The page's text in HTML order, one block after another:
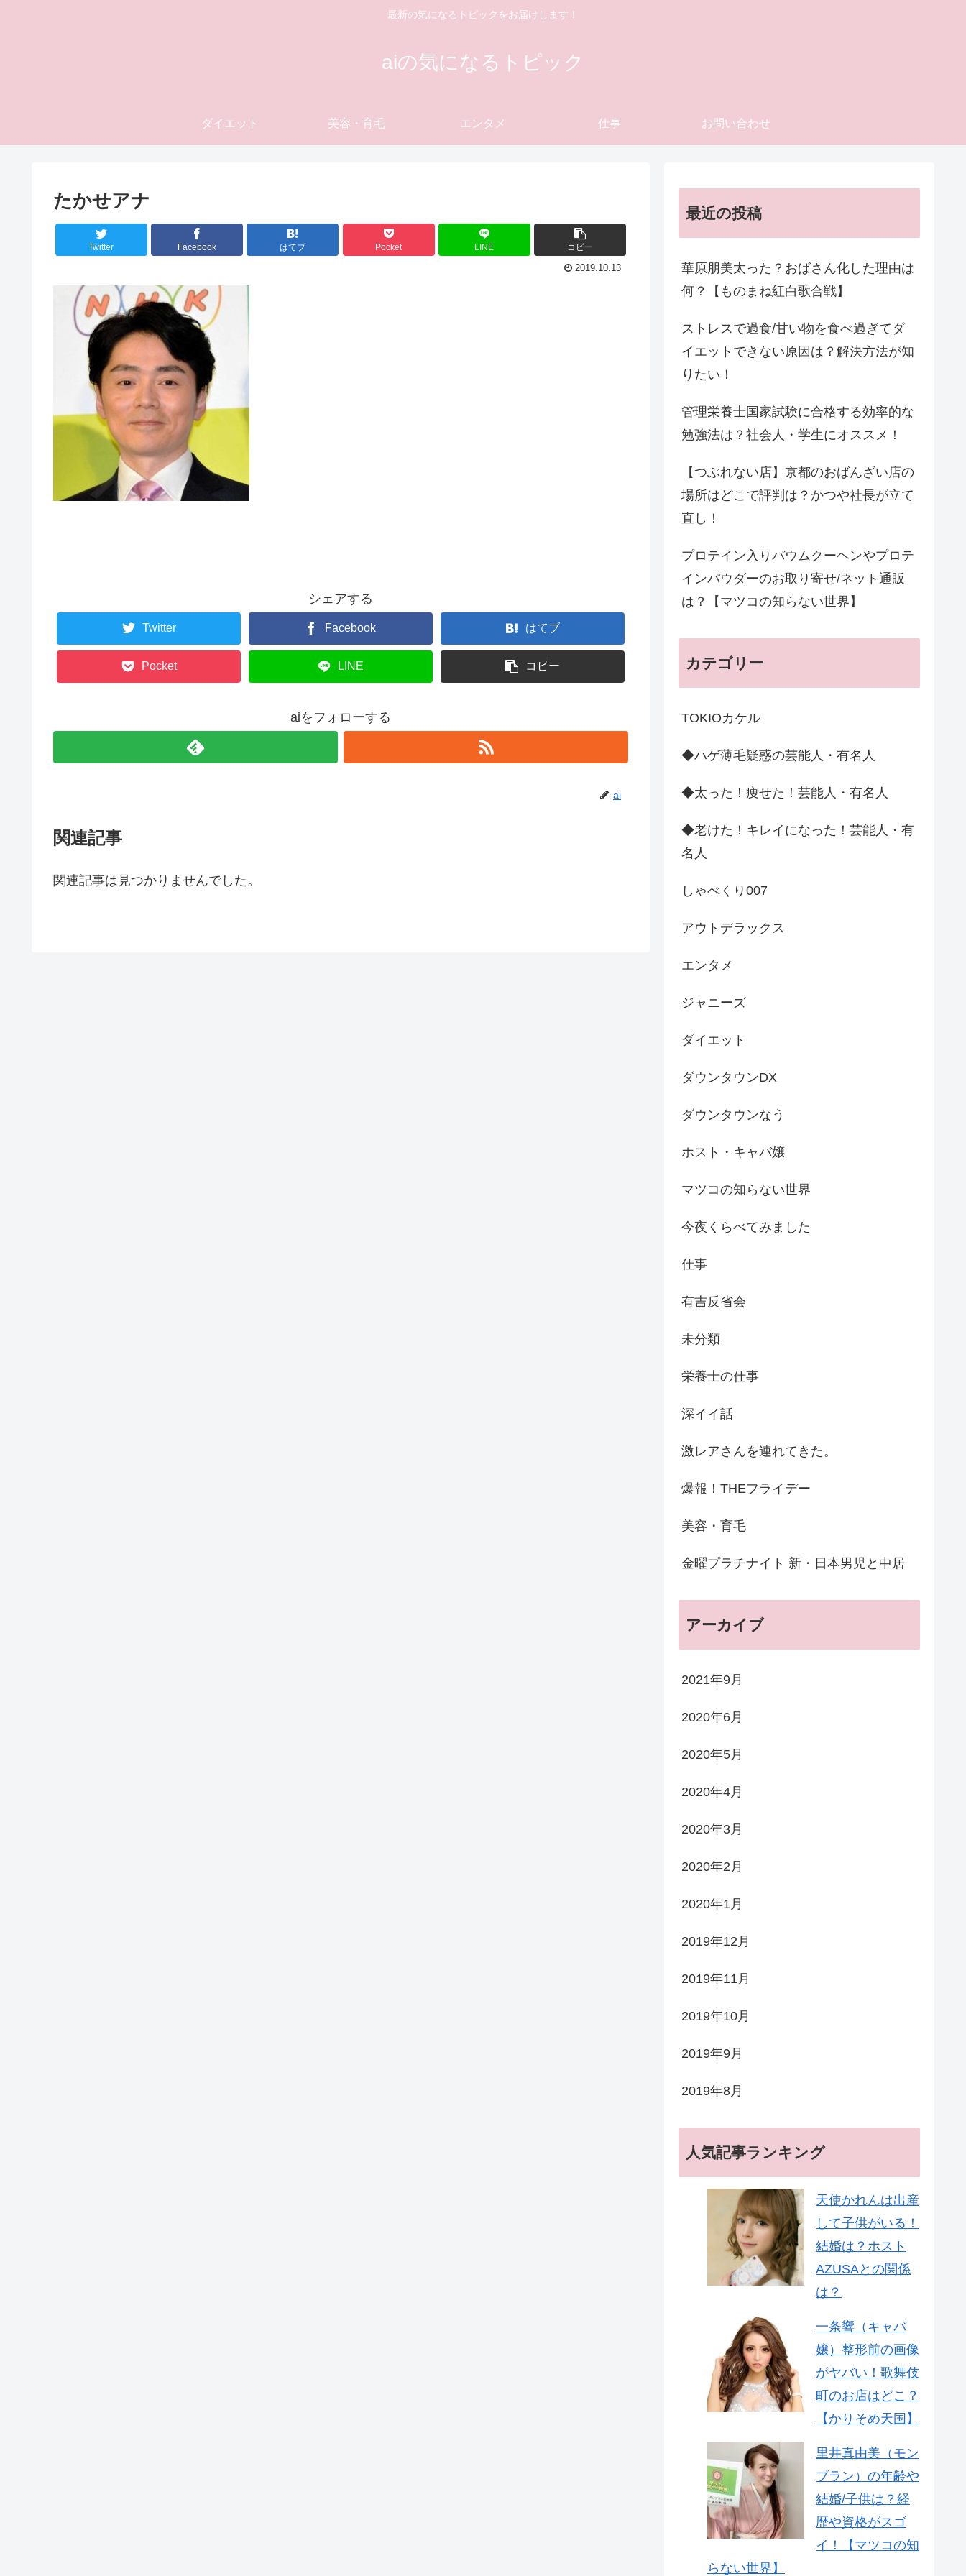
最新の気になるトピックをお届けします！
aiの気になるトピック
ダイエット 美容・育毛 エンタメ 仕事 お問い合わせ
たかせアナ
Twitter Facebook はてブ Pocket LINE コピー
2019.10.13
シェアする
Twitter Facebook はてブ
Pocket LINE コピー
aiをフォローする
ai
関連記事
関連記事は見つかりませんでした。
最近の投稿
華原朋美太った？おばさん化した理由は
何？【ものまね紅白歌合戦】
ストレスで過食/甘い物を食べ過ぎてダ
イエットできない原因は？解決方法が知
りたい！
管理栄養士国家試験に合格する効率的な
勉強法は？社会人・学生にオススメ！
【つぶれない店】京都のおばんざい店の
場所はどこで評判は？かつや社長が立て
直し！
プロテイン入りバウムクーヘンやプロテ
インパウダーのお取り寄せ/ネット通販
は？【マツコの知らない世界】
カテゴリー
TOKIOカケル
◆ハゲ薄毛疑惑の芸能人・有名人
◆太った！痩せた！芸能人・有名人
◆老けた！キレイになった！芸能人・有
名人
しゃべくり007
アウトデラックス
エンタメ
ジャニーズ
ダイエット
ダウンタウンDX
ダウンタウンなう
ホスト・キャバ嬢
マツコの知らない世界
今夜くらべてみました
仕事
有吉反省会
未分類
栄養士の仕事
深イイ話
激レアさんを連れてきた。
爆報！THEフライデー
美容・育毛
金曜プラチナイト 新・日本男児と中居
アーカイブ
2021年9月
2020年6月
2020年5月
2020年4月
2020年3月
2020年2月
2020年1月
2019年12月
2019年11月
2019年10月
2019年9月
2019年8月
人気記事ランキング
天使かれんは出産
して子供がいる！
結婚は？ホスト
AZUSAとの関係
は？
一条響（キャバ
嬢）整形前の画像
がヤバい！歌舞伎
町のお店はどこ？
【かりそめ天国】
里井真由美（モン
ブラン）の年齢や
結婚/子供は？経
歴や資格がスゴ
イ！【マツコの知
らない世界】